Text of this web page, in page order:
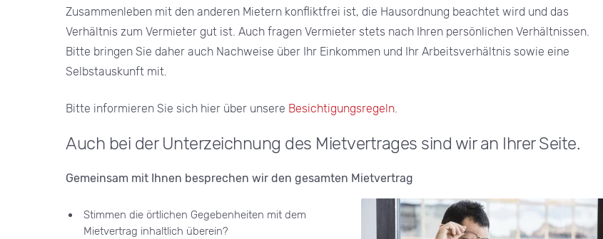
Zusammenleben mit den anderen Mietern konfliktfrei ist, die Hausordnung beachtet wird und das
Verhältnis zum Vermieter gut ist. Auch fragen Vermieter stets nach Ihren persönlichen Verhältnissen.
Bitte bringen Sie daher auch Nachweise über Ihr Einkommen und Ihr Arbeitsverhältnis sowie eine
Selbstauskunft mit.
Bitte informieren Sie sich hier über unsere Besichtigungsregeln.
Auch bei der Unterzeichnung des Mietvertrages sind wir an Ihrer Seite.
Gemeinsam mit Ihnen besprechen wir den gesamten Mietvertrag
Stimmen die örtlichen Gegebenheiten mit dem
Mietvertrag inhaltlich überein?